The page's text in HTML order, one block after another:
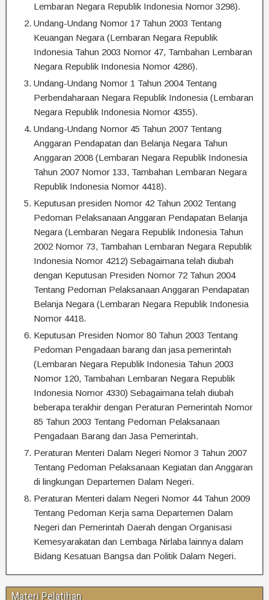
Lembaran Negara Republik Indonesia Nomor 3298).
Undang-Undang Nomor 17 Tahun 2003 Tentang
Keuangan Negara (Lembaran Negara Republik
Indonesia Tahun 2003 Nomor 47, Tambahan Lembaran
Negara Republik Indonesia Nomor 4286).
Undang-Undang Nomor 1 Tahun 2004 Tentang
Perbendaharaan Negara Republik Indonesia (Lembaran
Negara Republik Indonesia Nomor 4355).
Undang-Undang Nomor 45 Tahun 2007 Tentang
Anggaran Pendapatan dan Belanja Negara Tahun
Anggaran 2008 (Lembaran Negara Republik Indonesia
Tahun 2007 Nomor 133, Tambahan Lembaran Negara
Republik Indonesia Nomor 4418).
Keputusan presiden Nomor 42 Tahun 2002 Tentang
Pedoman Pelaksanaan Anggaran Pendapatan Belanja
Negara (Lembaran Negara Republik Indonesia Tahun
2002 Nomor 73, Tambahan Lembaran Negara Republik
Indonesia Nomor 4212) Sebagaimana telah diubah
dengan Keputusan Presiden Nomor 72 Tahun 2004
Tentang Pedoman Pelaksanaan Anggaran Pendapatan
Belanja Negara (Lembaran Negara Republik Indonesia
Nomor 4418.
Keputusan Presiden Nomor 80 Tahun 2003 Tentang
Pedoman Pengadaan barang dan jasa pemerintah
(Lembaran Negara Republik Indonesia Tahun 2003
Nomor 120, Tambahan Lembaran Negara Republik
Indonesia Nomor 4330) Sebagaimana telah diubah
beberapa terakhir dengan Peraturan Pemerintah Nomor
85 Tahun 2003 Tentang Pedoman Pelaksanaan
Pengadaan Barang dan Jasa Pemerintah.
Peraturan Menteri Dalam Negeri Nomor 3 Tahun 2007
Tentang Pedoman Pelaksanaan Kegiatan dan Anggaran
di lingkungan Departemen Dalam Negeri.
Peraturan Menteri dalam Negeri Nomor 44 Tahun 2009
Tentang Pedoman Kerja sama Departemen Dalam
Negeri dan Pemerintah Daerah dengan Organisasi
Kemesyarakatan dan Lembaga Nirlaba lainnya dalam
Bidang Kesatuan Bangsa dan Politik Dalam Negeri.
Materi Pelatihan